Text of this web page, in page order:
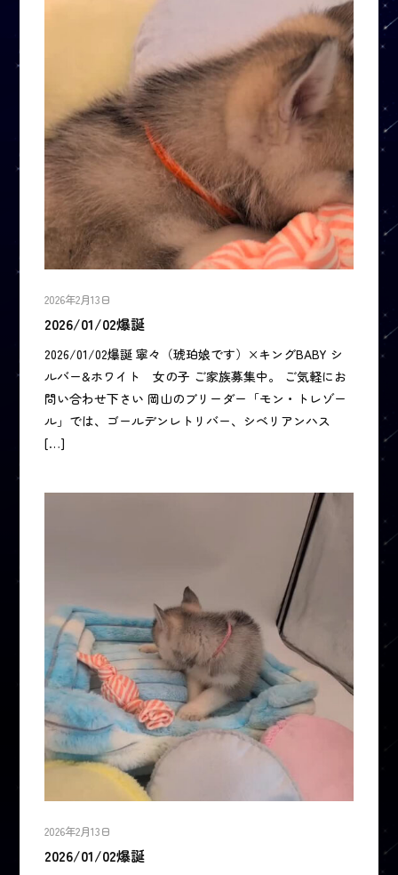
2026年2月13日
2026/01/02爆誕
2026/01/02爆誕 寧々（琥珀娘です）×キングBABY シ
ルバー&ホワイト 女の子 ご家族募集中。 ご気軽にお
問い合わせ下さい 岡山のブリーダー「モン・トレゾー
ル」では、ゴールデンレトリバー、シベリアンハス
[…]
2026年2月13日
2026/01/02爆誕